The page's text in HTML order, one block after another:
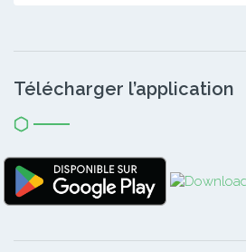
Télécharger l’application